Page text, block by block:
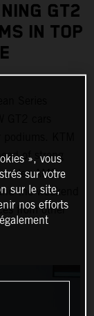
GT2
IN TOP
Series
of strong
AMG,
the weekend
from other
», vous
sur votre
sur le site,
nos efforts